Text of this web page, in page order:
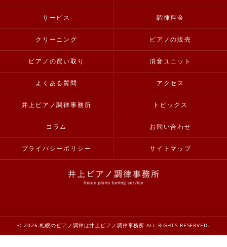
サービス 調律料金
クリーニング ピアノの販売
ピアノの買い取り 消音ユニット
よくある質問 アクセス
井上ピアノ調律事務所 トピックス
コラム お問い合わせ
プライバシーポリシー サイトマップ
© 2026 札幌のピアノ調律は井上ピアノ調律事務所 ALL RIGHTS RESERVED.